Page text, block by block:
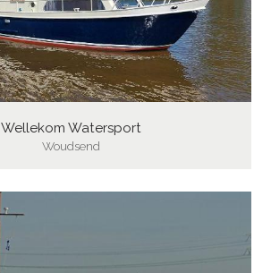
Wellekom Watersport
Woudsend